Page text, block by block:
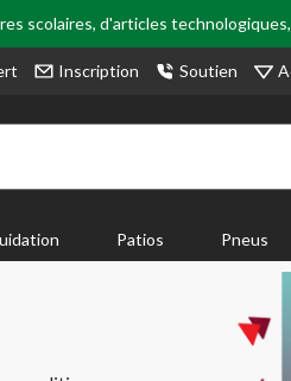
scolaires, d'articles
Inscription Soutien
Patios Pneus